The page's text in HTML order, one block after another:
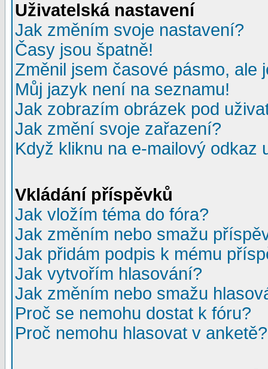
Uživatelská nastavení
Jak změním svoje nastavení?
Časy jsou špatně!
Změnil jsem časové pásmo, ale
Můj jazyk není na seznamu!
Jak zobrazím obrázek pod
Jak změní svoje zařazení?
Když kliknu na e-mailový odkaz
Vkládání příspěvků
Jak vložím téma do fóra?
Jak změním nebo smažu
Jak přidám podpis k mému
Jak vytvořím hlasování?
Jak změním nebo smažu
Proč se nemohu dostat k fóru?
Proč nemohu hlasovat v anketě?